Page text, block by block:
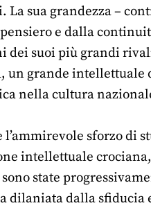
sua grandezza –
e dalla
dei suoi più grandi
grande intellettuale
nella cultura
sforzo di
intellettuale
state
dilaniata dalla